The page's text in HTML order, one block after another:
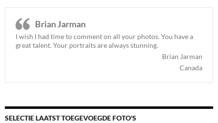
Brian Jarman
I wish I had time to comment on all your photos. You have a
great talent. Your portraits are always stunning.
Brian Jarman
Canada
SELECTIE LAATST TOEGEVOEGDE FOTO'S